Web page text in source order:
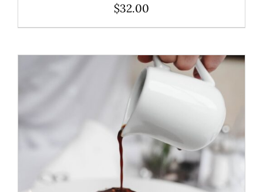
$32.00
ADD TO CART DÉTAILS